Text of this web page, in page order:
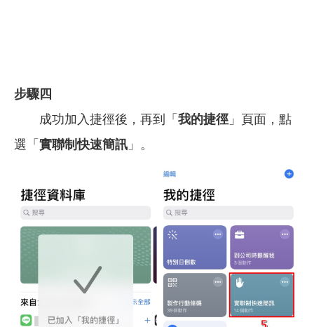
步驟四
成功加入捷徑後，再到「 我的捷徑 」頁面，點
選「 實聯制快速簡訊 」。